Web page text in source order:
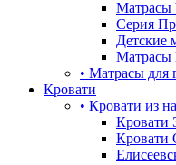
Матрасы
Серия
Детские
Матрасы
• Матрасы для
Кровати
• Кровати из
Кровати
Кровати